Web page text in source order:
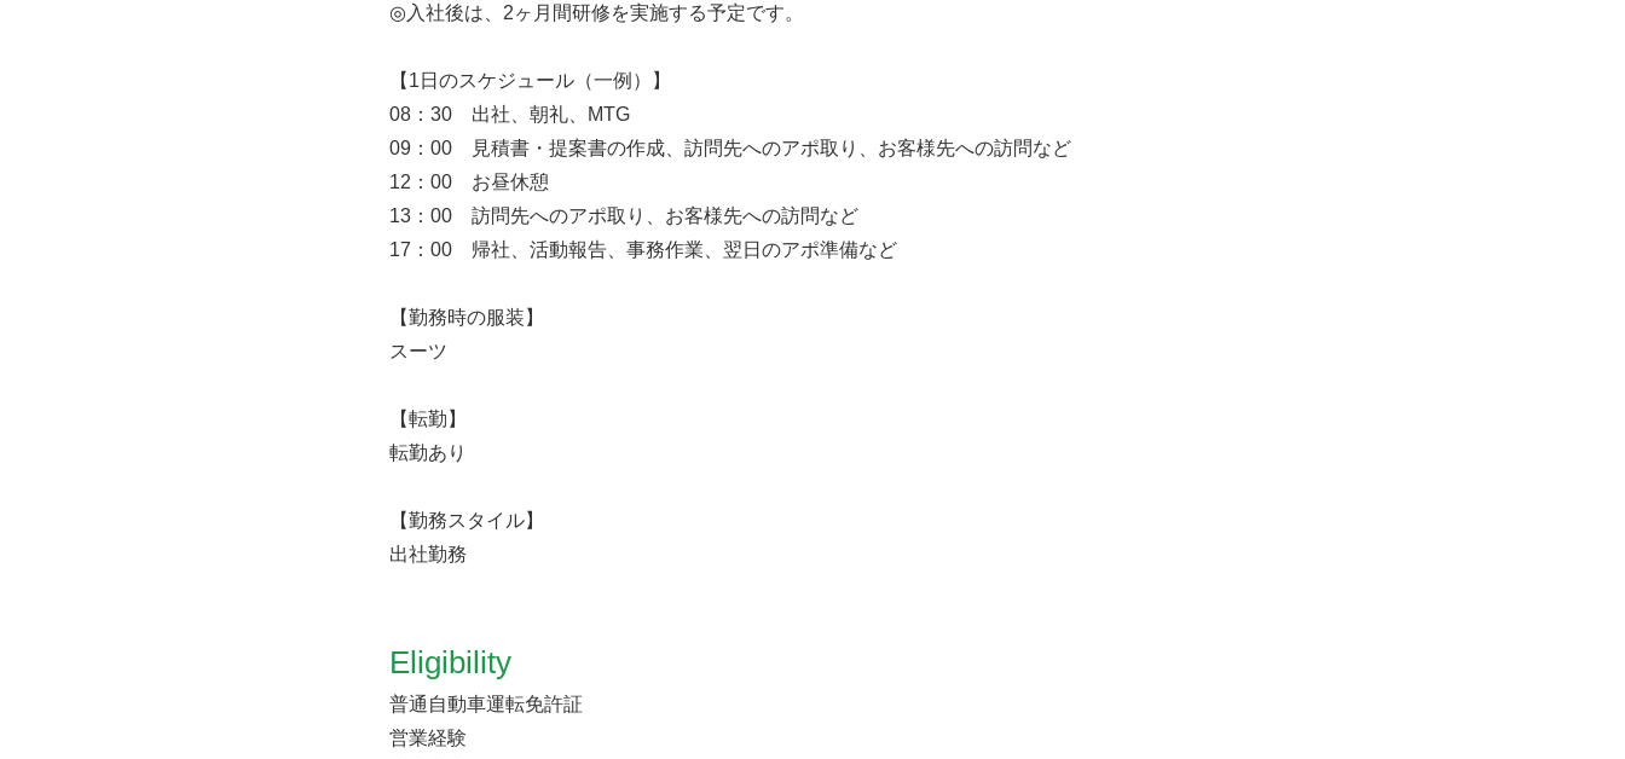
◎入社後は、2ヶ月間研修を実施する予定です。
【1日のスケジュール（一例）】
08：30 出社、朝礼、MTG
09：00 見積書・提案書の作成、訪問先へのアポ取り、お客様先への訪問など
12：00 お昼休憩
13：00 訪問先へのアポ取り、お客様先への訪問など
17：00 帰社、活動報告、事務作業、翌日のアポ準備など
【勤務時の服装】
スーツ
【転勤】
転勤あり
【勤務スタイル】
出社勤務
Eligibility
普通自動車運転免許証
営業経験